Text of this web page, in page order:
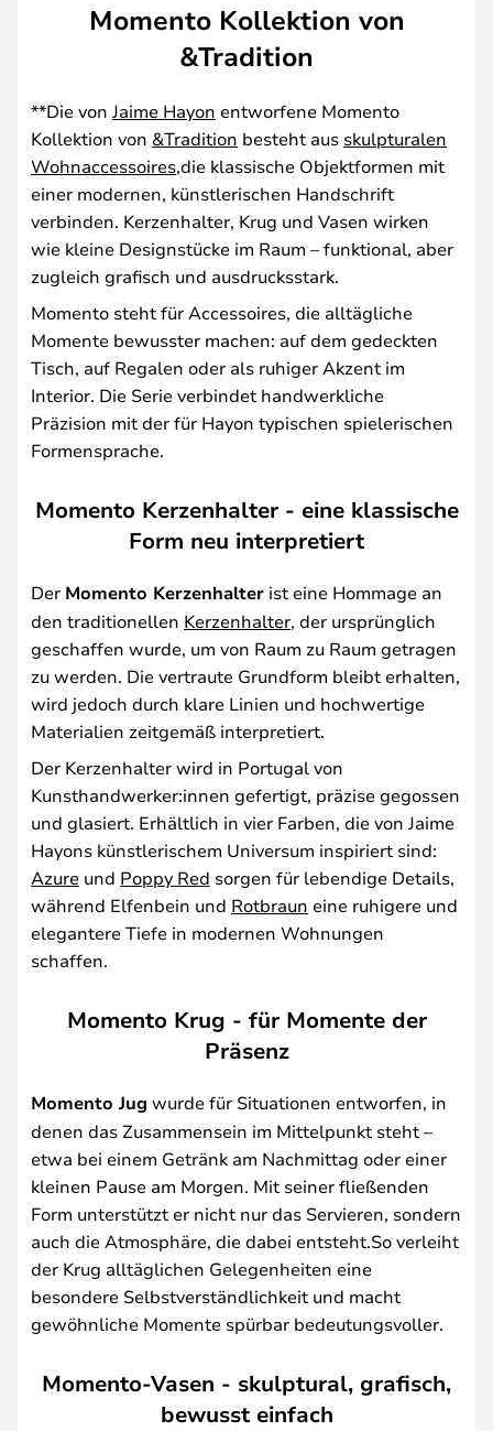
Momento Kollektion von
&Tradition
**Die von Jaime Hayon entworfene Momento
Kollektion von &Tradition besteht aus skulpturalen
Wohnaccessoires,die klassische Objektformen mit
einer modernen, künstlerischen Handschrift
verbinden. Kerzenhalter, Krug und Vasen wirken
wie kleine Designstücke im Raum – funktional, aber
zugleich grafisch und ausdrucksstark.
Momento steht für Accessoires, die alltägliche
Momente bewusster machen: auf dem gedeckten
Tisch, auf Regalen oder als ruhiger Akzent im
Interior. Die Serie verbindet handwerkliche
Präzision mit der für Hayon typischen spielerischen
Formensprache.
Momento Kerzenhalter - eine klassische
Form neu interpretiert
Der Momento Kerzenhalter ist eine Hommage an
den traditionellen Kerzenhalter, der ursprünglich
geschaffen wurde, um von Raum zu Raum getragen
zu werden. Die vertraute Grundform bleibt erhalten,
wird jedoch durch klare Linien und hochwertige
Materialien zeitgemäß interpretiert.
Der Kerzenhalter wird in Portugal von
Kunsthandwerker:innen gefertigt, präzise gegossen
und glasiert. Erhältlich in vier Farben, die von Jaime
Hayons künstlerischem Universum inspiriert sind:
Azure und Poppy Red sorgen für lebendige Details,
während Elfenbein und Rotbraun eine ruhigere und
elegantere Tiefe in modernen Wohnungen
schaffen.
Momento Krug - für Momente der
Präsenz
Momento Jug wurde für Situationen entworfen, in
denen das Zusammensein im Mittelpunkt steht –
etwa bei einem Getränk am Nachmittag oder einer
kleinen Pause am Morgen. Mit seiner fließenden
Form unterstützt er nicht nur das Servieren, sondern
auch die Atmosphäre, die dabei entsteht.So verleiht
der Krug alltäglichen Gelegenheiten eine
besondere Selbstverständlichkeit und macht
gewöhnliche Momente spürbar bedeutungsvoller.
Momento-Vasen - skulptural, grafisch,
bewusst einfach